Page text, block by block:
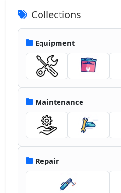
Collections
Equipment
Maintenance
Repair